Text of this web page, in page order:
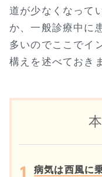
道が少なくなって
か、一般診療中に
多いのでここでイ
構えを述べておき
病気は西風に